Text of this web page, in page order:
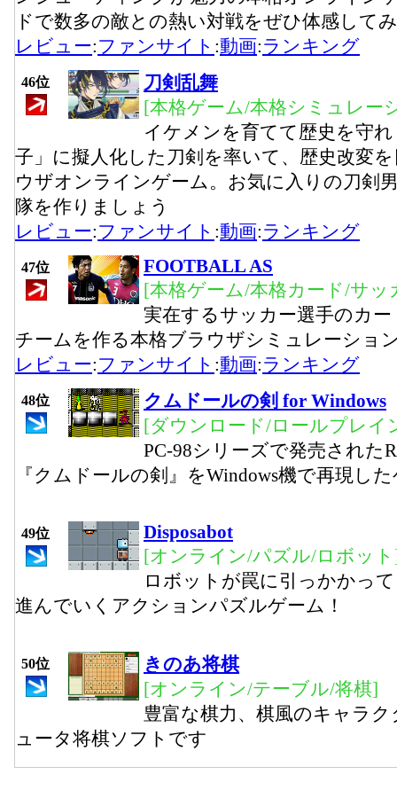
ドで数多の敵との熱い対戦をぜひ体感して
レビュー:ファンサイト :動画:ランキング
46位
刀剣乱舞
[本格ゲーム/本格シミュレー
イケメンを育てて歴史を守
子」に擬人化した刀剣を率いて、歴史改変
ウザオンラインゲーム。お気に入りの刀剣
隊を作りましょう
レビュー:ファンサイト :動画:ランキング
47位
FOOTBALL AS
[本格ゲーム/本格カード/サッ
実在するサッカー選手のカ
チームを作る本格ブラウザシミュレーショ
レビュー:ファンサイト :動画:ランキング
48位
クムドールの剣 for Windows
[ダウンロード/ロールプレイ
PC-98シリーズで発売された
『クムドールの剣』をWindows機で再現し
49位
Disposabot
[オンライン/パズル/ロボッ
ロボットが罠に引っかかっ
進んでいくアクションパズルゲーム！
50位
きのあ将棋
[オンライン/テーブル/将棋]
豊富な棋力、棋風のキャラ
ュータ将棋ソフトです